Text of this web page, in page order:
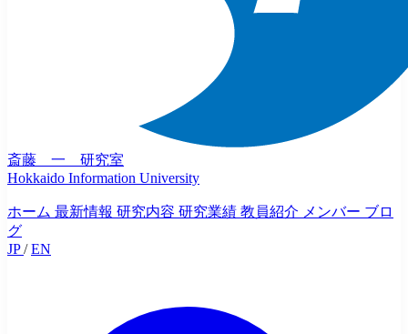
斎藤 一 研究室
Hokkaido Information University
ホーム 最新情報 研究内容 研究業績 教員紹介 メンバー ブロ
グ
JP/ EN